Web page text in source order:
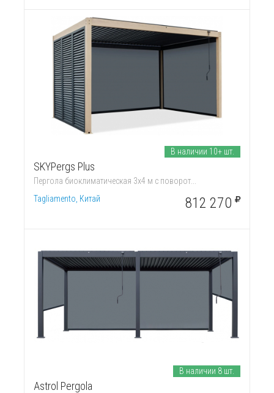
SKYPergs Plus
Пергола биоклиматическая 3х4 м с поворот...
Tagliamento, Китай
В наличии 10+ шт.
812 270
Astrol Pergola
В наличии 8 шт.